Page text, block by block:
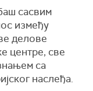
сасвим
између
делове
центре, све
са
наслеђа.